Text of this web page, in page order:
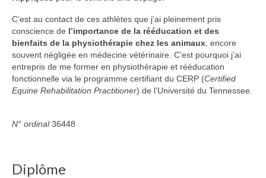
C’est au contact de ces athlètes que j’ai pleinement pris
conscience de l’importance de la rééducation et des
bienfaits de la physiothérapie chez les animaux , encore
souvent négligée en médecine vétérinaire. C’est pourquoi j’ai
entrepris de me former en physiothérapie et rééducation
fonctionnelle via le programme certifiant du CERP (Certified
Equine Rehabilitation Practitioner) de l’Université du Tennessee.
N° ordinal36448
Diplôme